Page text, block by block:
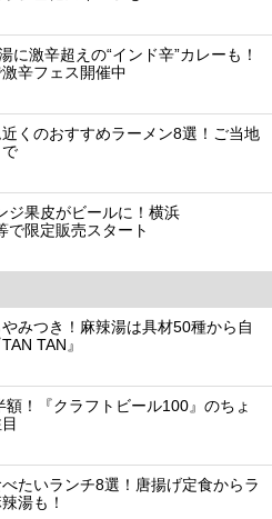
に激辛超えの“インド辛”カレーも！
激辛フェス開催中
近くのおすすめラーメン8選！ご当地
ジ果皮がビールに！横浜
で限定販売スタート
みつき！麻辣湯は具材50種から自
TAN』
額！『クラフトビール100』のちょ
べたいランチ8選！唐揚げ定食からラ
湯も！